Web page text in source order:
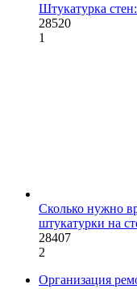
Штукатурка
28520
1
Сколько нужно
штукатурки на
28407
2
Организация